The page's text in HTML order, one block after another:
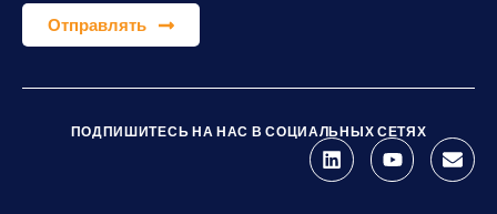
Отправлять
ПОДПИШИТЕСЬ НА НАС В СОЦИАЛЬНЫХ СЕТЯХ